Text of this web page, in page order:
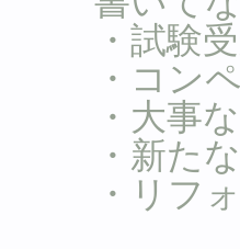
・試験
・コン
・大事
・新た
・リフ